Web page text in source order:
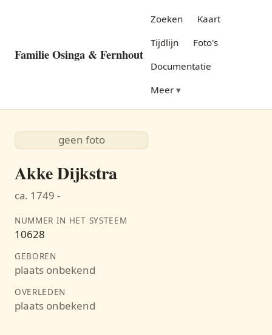
Familie Osinga & Fernhout
Zoeken
Kaart
Tijdlijn
Foto's
Documentatie
Meer
geen foto
Akke Dijkstra
ca. 1749 -
NUMMER IN HET SYSTEEM
10628
GEBOREN
plaats onbekend
OVERLEDEN
plaats onbekend